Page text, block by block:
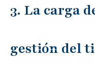
3. La carga
gestión del